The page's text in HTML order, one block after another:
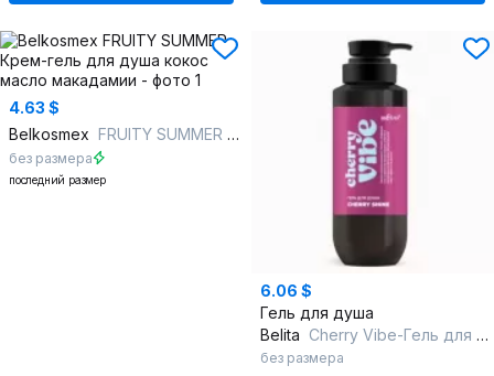
4.63 $
Belkosmex FRUITY SUMMER Крем-гель для душа кокос масло макадамии
без размера
последний размер
6.06 $
Гель для душа
Belita Cherry Vibe-Гель для душа
без размера